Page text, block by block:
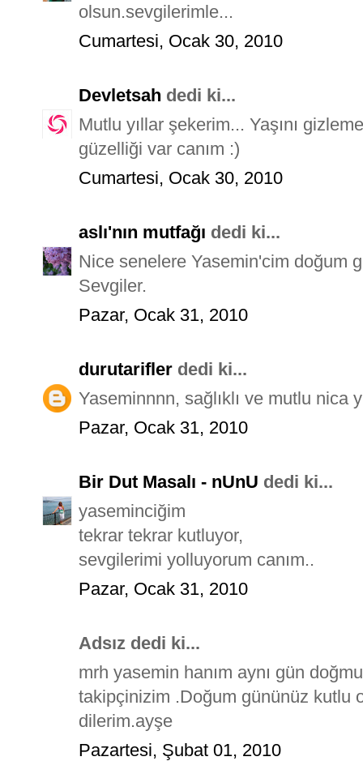
olsun.sevgilerimle...
Cumartesi, Ocak 30, 2010
Devletsah dedi ki...
Mutlu yıllar şekerim... Yaşını
güzelliği var canım :)
Cumartesi, Ocak 30, 2010
aslı'nın mutfağı dedi ki...
Nice senelere Yasemin'cim doğum
Sevgiler.
Pazar, Ocak 31, 2010
durutarifler dedi ki...
Yaseminnnn, sağlıklı ve mutlu nica
Pazar, Ocak 31, 2010
Bir Dut Masalı - nUnU dedi ki...
yaseminciğim
tekrar tekrar kutluyor,
sevgilerimi yolluyorum canım..
Pazar, Ocak 31, 2010
Adsız dedi ki...
mrh yasemin hanım aynı gün
takipçinizim .Doğum gününüz kutlu
dilerim.ayşe
Pazartesi, Şubat 01, 2010